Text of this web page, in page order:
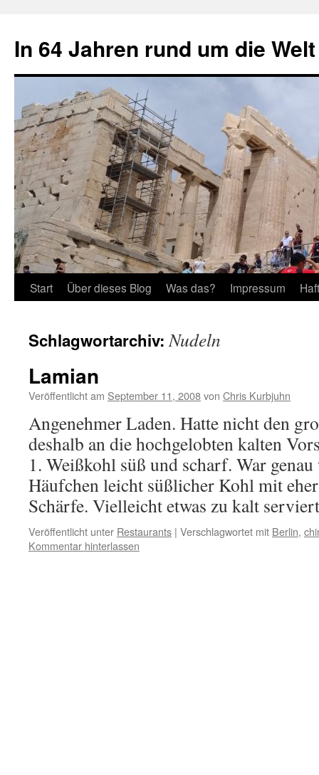
springen
In 64 Jahren rund um die Welt
Start Über dieses Blog Was das? Impressum
Schlagwortarchiv:Nudeln
Lamian
Veröffentlicht am September 11, 2008von Chris Kurbjuhn
Angenehmer Laden. Hatte nicht den
deshalb an die hochgelobten kalten
1. Weißkohl süß und scharf. War
Häufchen leicht süßlicher Kohl mit
Schärfe. Vielleicht etwas zu kalt
Veröffentlicht unter Restaurants | Verschlagwortet mit Berlin,
Kommentar hinterlassen